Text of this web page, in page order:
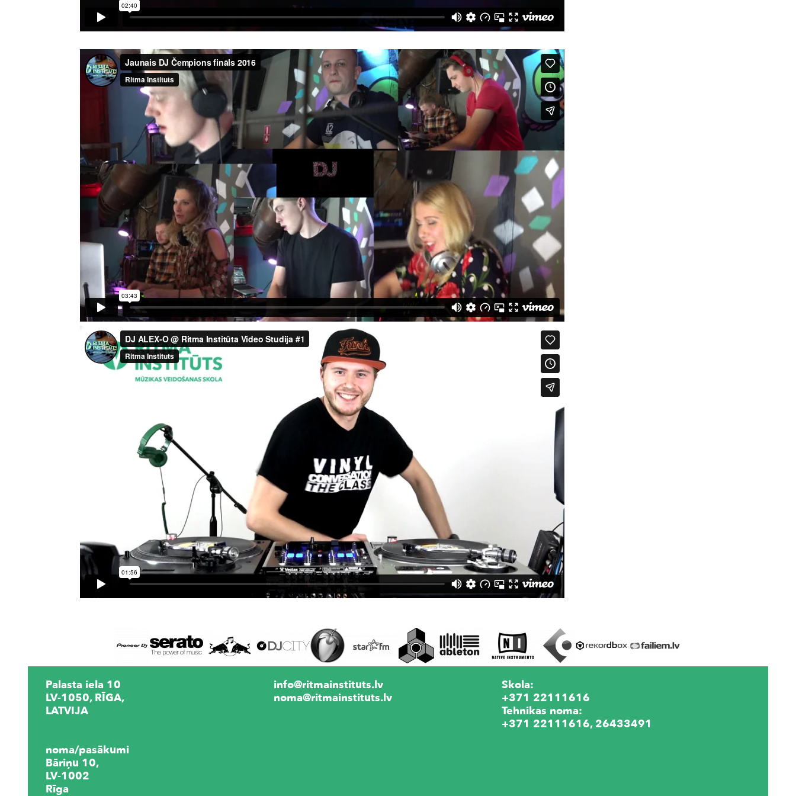
Palasta iela 10
LV-1050, RĪGA,
LATVIJA
noma/pasākumi
Bāriņu 10,
LV-1002
Rīga
info@ritmainstituts.lv
noma@ritmainstituts.lv
Skola:
+371 22111616
Tehnikas noma:
+371 22111616, 26433491